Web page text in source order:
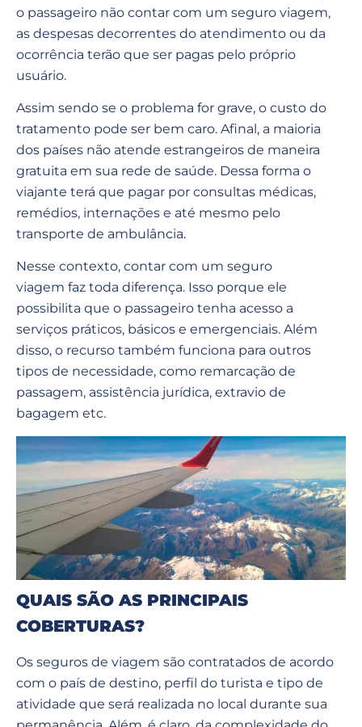
o passageiro não contar com um seguro viagem,
as despesas decorrentes do atendimento ou da
ocorrência terão que ser pagas pelo próprio
usuário.
Assim sendo se o problema for grave, o custo do
tratamento pode ser bem caro. Afinal, a maioria
dos países não atende estrangeiros de maneira
gratuita em sua rede de saúde. Dessa forma o
viajante terá que pagar por consultas médicas,
remédios, internações e até mesmo pelo
transporte de ambulância.
Nesse contexto, contar com um seguro
viagem faz toda diferença. Isso porque ele
possibilita que o passageiro tenha acesso a
serviços práticos, básicos e emergenciais. Além
disso, o recurso também funciona para outros
tipos de necessidade, como remarcação de
passagem, assistência jurídica, extravio de
bagagem etc.
QUAIS SÃO AS PRINCIPAIS
COBERTURAS?
Os seguros de viagem são contratados de acordo
com o país de destino, perfil do turista e tipo de
atividade que será realizada no local durante sua